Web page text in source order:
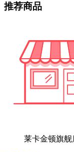
推荐商品
莱卡金顿旗舰